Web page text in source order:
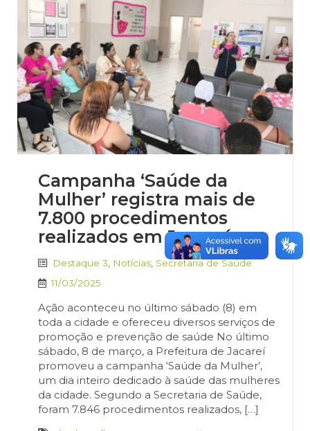
Campanha ‘Saúde da
Mulher’ registra mais de
7.800 procedimentos
realizados em Jacareí
Destaque 3 Notícias Secretaria de Saúde
11/03/2025
Ação aconteceu no último sábado (8) em
toda a cidade e ofereceu diversos serviços de
promoção e prevenção de saúde No último
sábado, 8 de março, a Prefeitura de Jacareí
promoveu a campanha ‘Saúde da Mulher’,
um dia inteiro dedicado à saúde das mulheres
da cidade. Segundo a Secretaria de Saúde,
foram 7.846 procedimentos realizados, […]